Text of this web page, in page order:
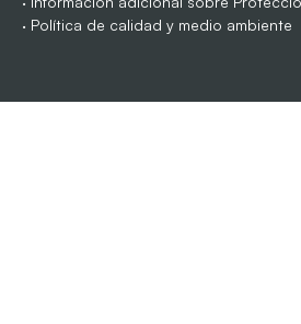
· Política de calidad y medio ambiente